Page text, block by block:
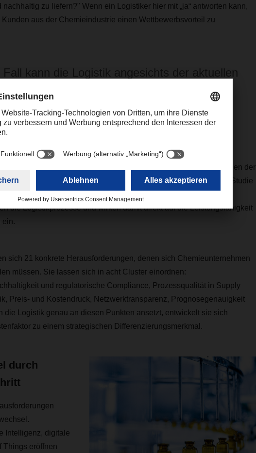
zu liefern?" Wenn ein Logistiker hier mit „ja“ antworten kann,
aus der Chemieindustrie einen Wettbewerbsvorteil zu
Fall kann die Logistik angesichts der aktuellen
der Chemieunternehmen nicht nur
wirken, sondern entscheidend dazu
diese zu bewältigen.
entstehen nicht isoliert, sondern sind unmittelbare Folgen der
die die Chemieindustrie derzeit prägen. Acht in der Studie
der Rohstoffsicherheit bis hin zu veränderten regulatorischen
die Logistikprozesse und wirken damit direkt auf die Leistungsfähigkeit
ein.
sich 21 konkrete Herausforderungen, denen sich Chemieunternehmen
müssen. Sie lassen sich in acht Cluster einordnen:
und regulatorische Compliance, Prozessqualität in Supply
Preis- und Kostendruck, Netzwerktransparenz, Prognosegenauigkeit
die Logistik genau an diesen Punkten ansetzt, entwickelt sie sich
zu einem strategischen Differenzierungsmerkmal.
durch
Intelligenz, digitale
Things eröffnen